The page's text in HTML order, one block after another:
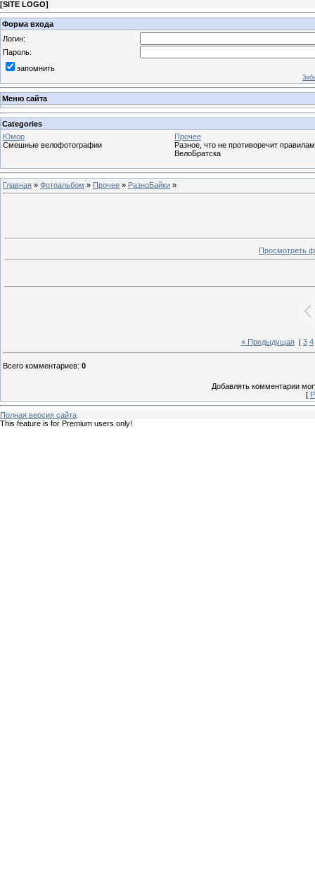
[SITE LOGO]
Форма входа
Логин:
Пароль:
запомнить
Меню сайта
Categories
Юмор
Смешные велофотографии
Прочее
Разное, что не противоречит правилам
ВелоБратска
Главная » Фотоальбом » Прочее » РазноБайки »
Просмотреть
« Предыдущая| 3 4
Всего комментариев: 0
Добавлять комментарии
[
Полная версия сайта
This feature is for Premium users only!